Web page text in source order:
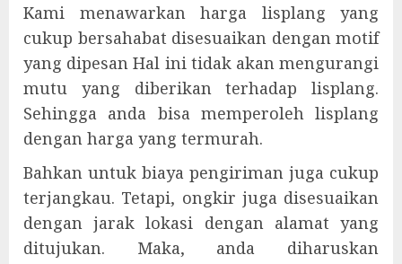
Kami menawarkan harga lisplang yang
cukup bersahabat disesuaikan dengan motif
yang dipesan Hal ini tidak akan mengurangi
mutu yang diberikan terhadap lisplang.
Sehingga anda bisa memperoleh lisplang
dengan harga yang termurah.
Bahkan untuk biaya pengiriman juga cukup
terjangkau. Tetapi, ongkir juga disesuaikan
dengan jarak lokasi dengan alamat yang
ditujukan. Maka, anda diharuskan